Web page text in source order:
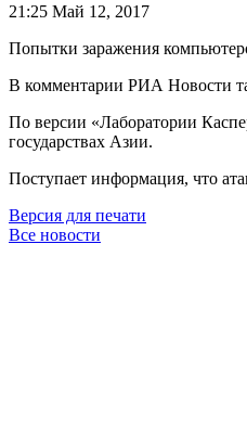
21:25 Май 12, 2017
Попытки заражения
В комментарии РИА Новости
По версии «Лаборатории
государствах Азии.
Поступает информация, что
Версия для печати
Все новости